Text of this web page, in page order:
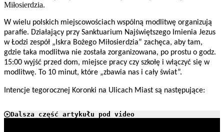
Miłosierdzia.
W wielu polskich miejscowościach wspólną modlitwę organizują
parafie. Działający przy Sanktuarium Najświętszego Imienia Jezus
w Łodzi zespół „Iskra Bożego Miłosierdzia” zachęca, aby tam,
gdzie taka modlitwa nie została zorganizowana, po prostu o godz.
15:00 wyjść przed dom, miejsce pracy czy szkołę i włączyć się w
modlitwę. To 10 minut, które „zbawia nas i cały świat”.
Intencje tegorocznej Koronki na Ulicach Miast są następujące:
Dalsza część artykułu pod video